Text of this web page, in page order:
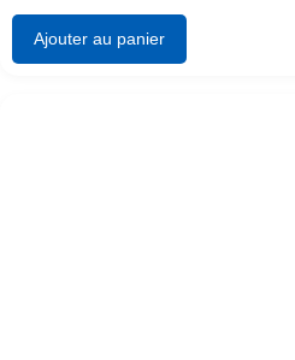
Ajouter au panier